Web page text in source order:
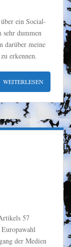
ein Social-
sehr dummen
darüber meine
erkennen.
WEITERLESEN
57
der Medien